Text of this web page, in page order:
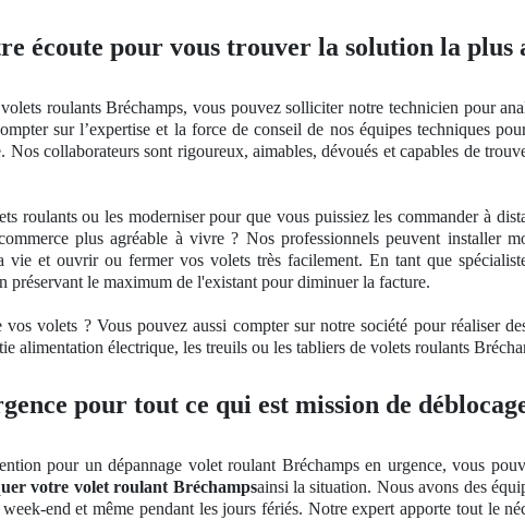
écoute pour vous trouver la solution la plus
roulants Bréchamps, vous pouvez solliciter notre technicien pour
sur l’expertise et la force de conseil de nos équipes techniques
Nos collaborateurs sont rigoureux, aimables, dévoués et capables de
roulants ou les moderniser pour que vous puissiez les commander à
plus agréable à vivre ? Nos professionnels peuvent installer
vie et ouvrir ou fermer vos volets très facilement. En tant que sp
préservant le maximum de l'existant pour diminuer la facture.
volets ? Vous pouvez aussi compter sur notre société pour réaliser
alimentation électrique, les treuils ou les tabliers de volets roulants
pour tout ce qui est mission de
pour un dépannage volet roulant Bréchamps en urgence, vous
votre volet roulant Bréchampsainsi la situation. Nous avons des
end et même pendant les jours fériés. Notre expert apporte tout le